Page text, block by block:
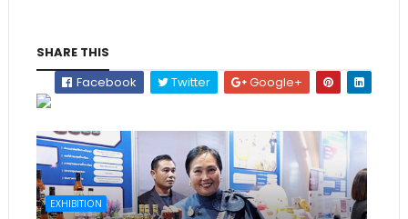
SHARE THIS
Facebook
Twitter Google+
EXHIBITION